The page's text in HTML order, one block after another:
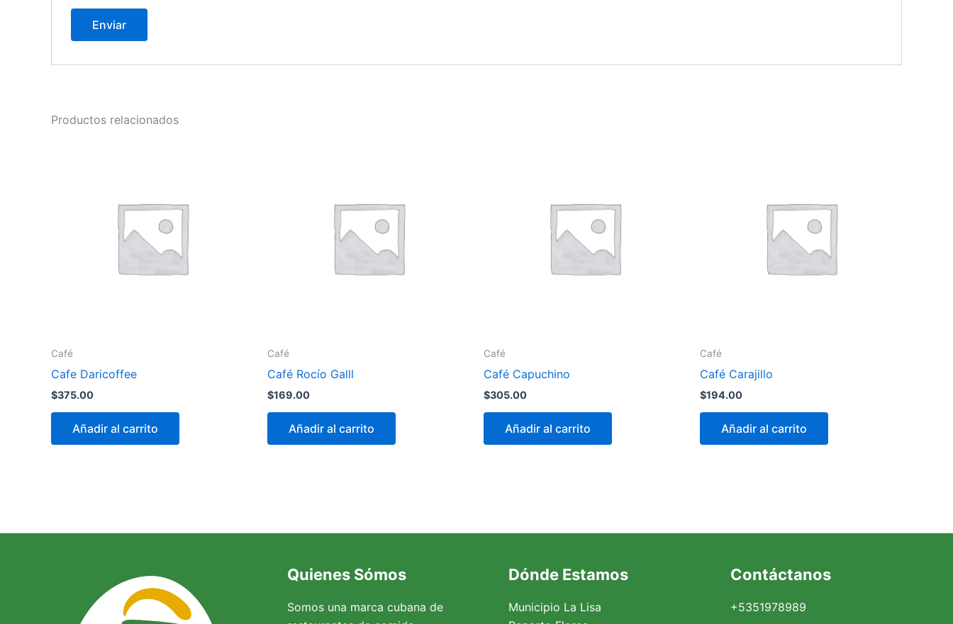
Productos relacionados
Café
Cafe Daricoffee
$375.00
Añadir al carrito
Café
Café Rocío Galll
$169.00
Añadir al carrito
Café
Café Capuchino
$305.00
Añadir al carrito
Café
Café Carajillo
$194.00
Añadir al carrito
Quienes Sómos
Somos una marca cubana de
Dónde Estamos
Municipio La Lisa
Contáctanos
+5351978989
Facebook
Instagram
X